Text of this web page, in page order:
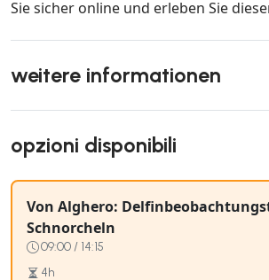
Sie sicher online und erleben Sie
weitere informationen
opzioni disponibili
Von Alghero:
Schnorcheln
09:00 / 14:15
4h